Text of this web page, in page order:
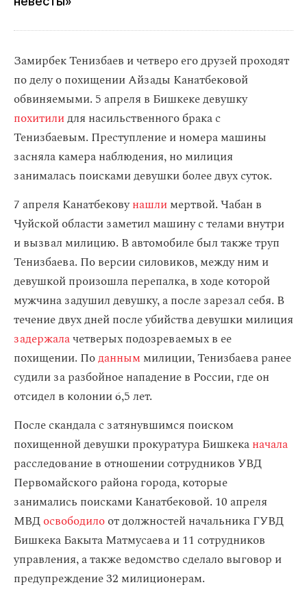
Замирбек Тенизбаев и четверо его друзей проходят
по делу о похищении Айзады Канатбековой
обвиняемыми. 5 апреля в Бишкеке девушку
похитилидля насильственного брака с
Тенизбаевым. Преступление и номера машины
засняла камера наблюдения, но милиция
занималась поисками девушки более двух суток.
7 апреля Канатбековунашлимертвой. Чабан в
Чуйской области заметил машину с телами внутри
и вызвал милицию. В автомобиле был также труп
Тенизбаева. По версии силовиков, между ним и
девушкой произошла перепалка, в ходе которой
мужчина задушил девушку, а после зарезал себя. В
течение двух дней после убийства девушки милиция
задержалачетверых подозреваемых в ее
похищении. Поданным милиции, Тенизбаева ранее
судили за разбойное нападение в России, где он
отсидел в колонии 6,5 лет.
После скандала с затянувшимся поиском
похищенной девушки прокуратура Бишкеканачала
расследование в отношении сотрудников УВД
Первомайского района города, которые
занимались поисками Канатбековой. 10 апреля
МВДосвободилоот должностей начальника ГУВД
Бишкека Бакыта Матмусаева и 11 сотрудников
управления, а также ведомство сделало выговор и
предупреждение 32 милиционерам.